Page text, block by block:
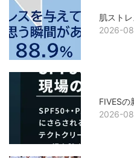
肌スト
2026-
FIVESの
2026-